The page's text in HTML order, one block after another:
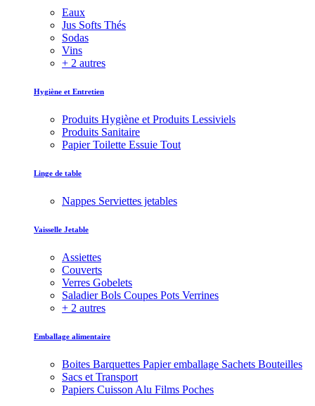
Eaux
Jus Softs Thés
Sodas
Vins
+ 2 autres
Hygiène et Entretien
Produits Hygiène et Produits Lessiviels
Produits Sanitaire
Papier Toilette Essuie Tout
Linge de table
Nappes Serviettes jetables
Vaisselle Jetable
Assiettes
Couverts
Verres Gobelets
Saladier Bols Coupes Pots Verrines
+ 2 autres
Emballage alimentaire
Boites Barquettes Papier emballage Sachets Bouteilles
Sacs et Transport
Papiers Cuisson Alu Films Poches